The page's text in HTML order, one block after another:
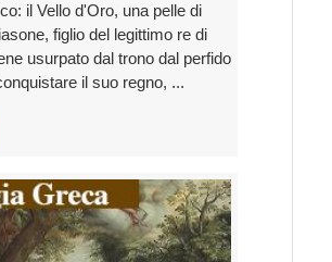
il Vello d'Oro, una pelle di
figlio del legittimo re di
usurpato dal trono dal perfido
il suo regno, ...